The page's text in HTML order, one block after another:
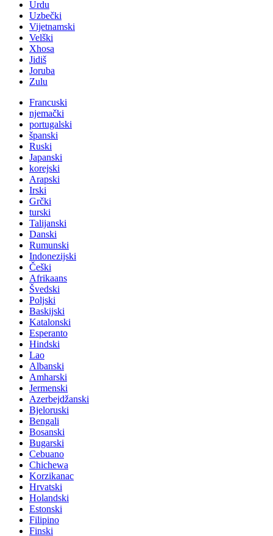
Urdu
Uzbečki
Vijetnamski
Velški
Xhosa
Jidiš
Joruba
Zulu
Francuski
njemački
portugalski
španski
Ruski
Japanski
korejski
Arapski
Irski
Grčki
turski
Talijanski
Danski
Rumunski
Indonezijski
Češki
Afrikaans
Švedski
Poljski
Baskijski
Katalonski
Esperanto
Hindski
Lao
Albanski
Amharski
Jermenski
Azerbejdžanski
Bjeloruski
Bengali
Bosanski
Bugarski
Cebuano
Chichewa
Korzikanac
Hrvatski
Holandski
Estonski
Filipino
Finski